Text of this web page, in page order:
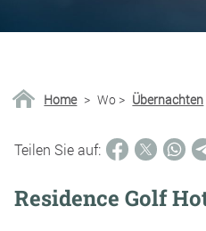
Home > Wo > Übernachten
Teilen Sie auf:
Residence Golf